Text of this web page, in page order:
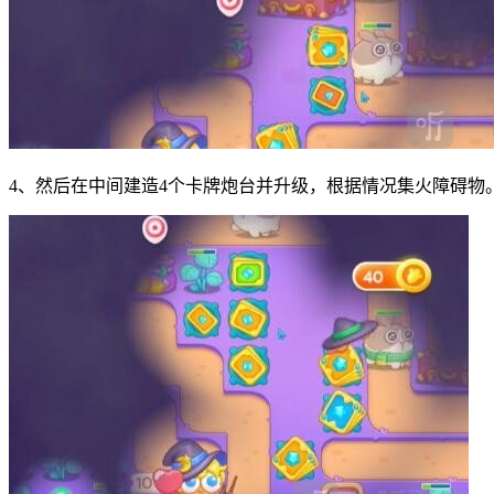
4、然后在中间建造4个卡牌炮台并升级，根据情况集火障碍物